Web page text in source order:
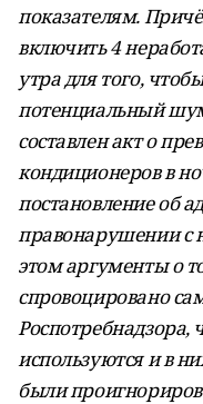
показателям.
включить 4
утра для того,
потенциальный
составлен акт о
кондиционеров в
постановление об
правонарушении с
этом аргументы о
спровоцировано
используются и в
были